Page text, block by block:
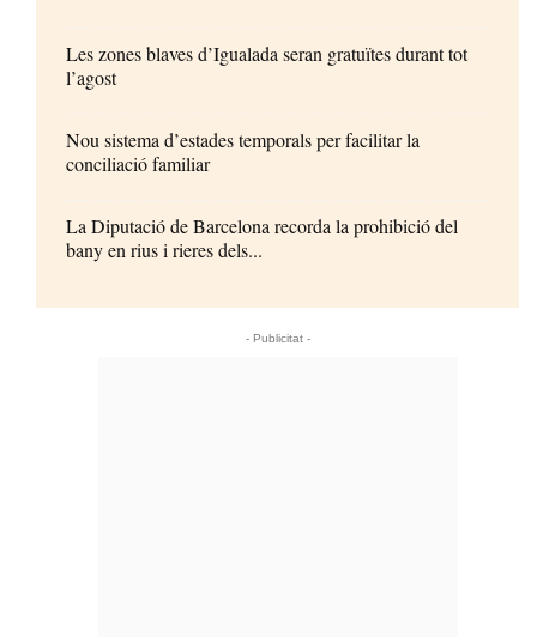
Les zones blaves d’Igualada seran gratuïtes durant tot
l’agost
Nou sistema d’estades temporals per facilitar la
conciliació familiar
La Diputació de Barcelona recorda la prohibició del
bany en rius i rieres dels...
- Publicitat -